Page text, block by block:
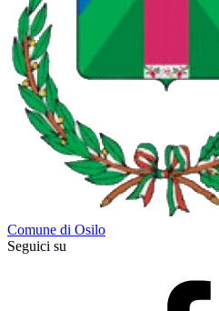
Comune di Osilo
Seguici su